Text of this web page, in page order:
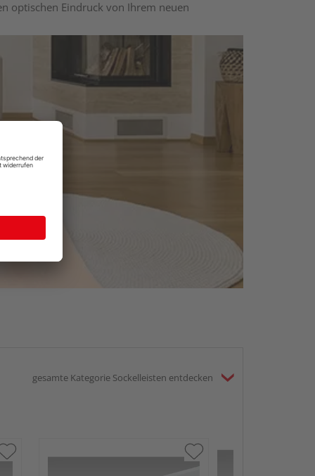
optischen Eindruck von Ihrem neuen
gesamte Kategorie Sockelleisten entdecken